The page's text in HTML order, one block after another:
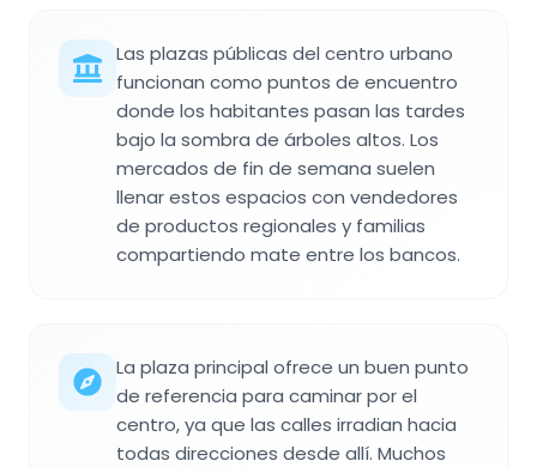
Las plazas públicas del centro urbano
funcionan como puntos de encuentro
donde los habitantes pasan las tardes
bajo la sombra de árboles altos. Los
mercados de fin de semana suelen
llenar estos espacios con vendedores
de productos regionales y familias
compartiendo mate entre los bancos.
La plaza principal ofrece un buen punto
de referencia para caminar por el
centro, ya que las calles irradian hacia
todas direcciones desde allí. Muchos